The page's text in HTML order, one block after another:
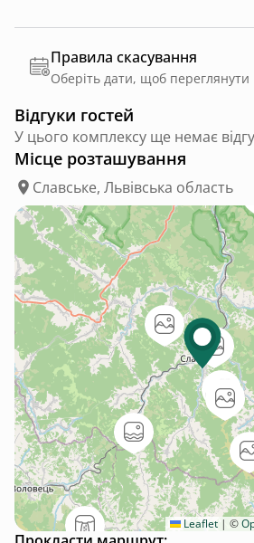
Правила скасування
Відгуки гостей
У цього комплексу ще немає
Місце розташування
Славське, Львівська область
Leaflet | ©